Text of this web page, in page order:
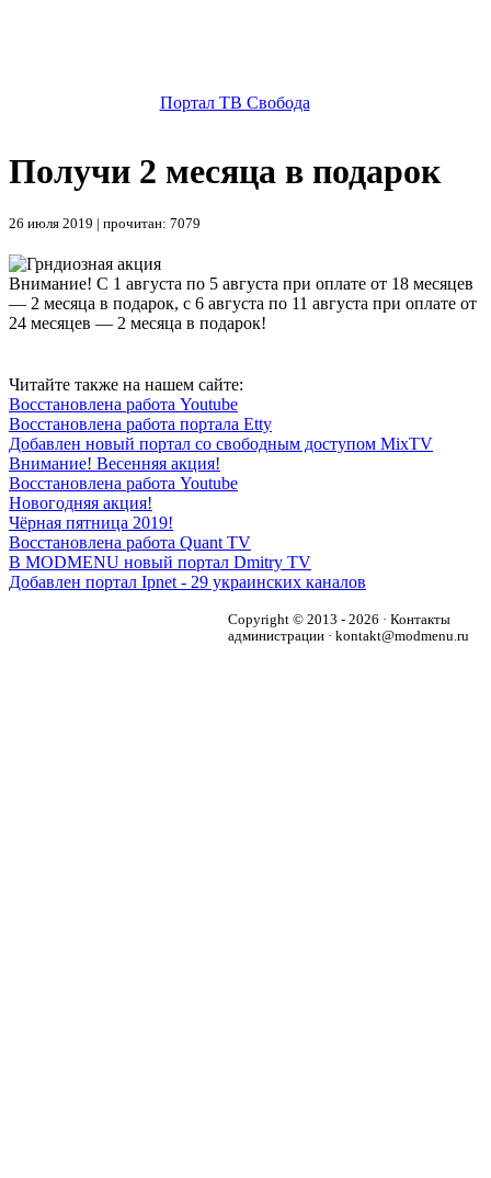
Портал ТВ Свобода
Получи 2 месяца в подарок
26 июля 2019 | прочитан: 7079
Внимание! С 1 августа по 5 августа при оплате от 18 месяцев
— 2 месяца в подарок, с 6 августа по 11 августа при оплате от
24 месяцев — 2 месяца в подарок!
Читайте также на нашем сайте:
Восстановлена работа Youtube
Восстановлена работа портала Etty
Добавлен новый портал со свободным доступом MixTV
Внимание! Весенняя акция!
Восстановлена работа Youtube
Новогодняя акция!
Чёрная пятница 2019!
Восстановлена работа Quant TV
В MODMENU новый портал Dmitry TV
Добавлен портал Ipnet - 29 украинских каналов
Copyright © 2013 - 2026 · Контакты
администрации · kontakt@modmenu.ru